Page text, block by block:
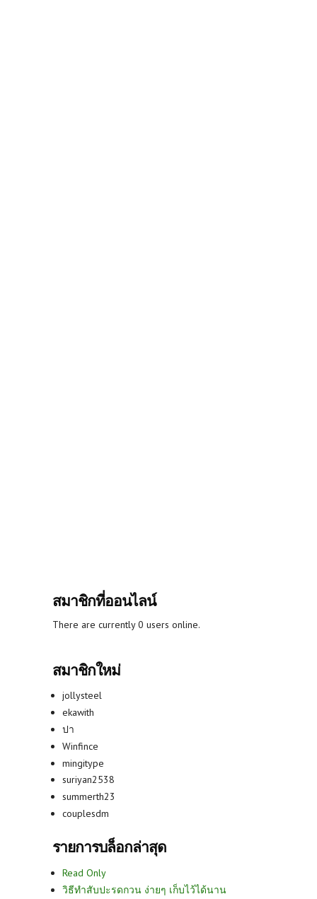
สมาชิกที่ออนไลน์
There are currently 0 users online.
สมาชิกใหม่
jollysteel
ekawith
ปา
Winfince
mingitype
suriyan2538
summerth23
couplesdm
รายการบล็อกล่าสุด
Read Only
วิธีทำสับปะรดกวน ง่ายๆ เก็บไว้ได้นาน